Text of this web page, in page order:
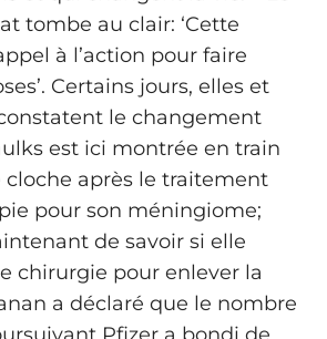
tombe au clair: ‘Cette
à l’action pour faire
Certains jours, elles et
le changement
est ici montrée en train
cloche après le traitement
pour son méningiome;
de savoir si elle
chirurgie pour enlever la
a déclaré que le nombre